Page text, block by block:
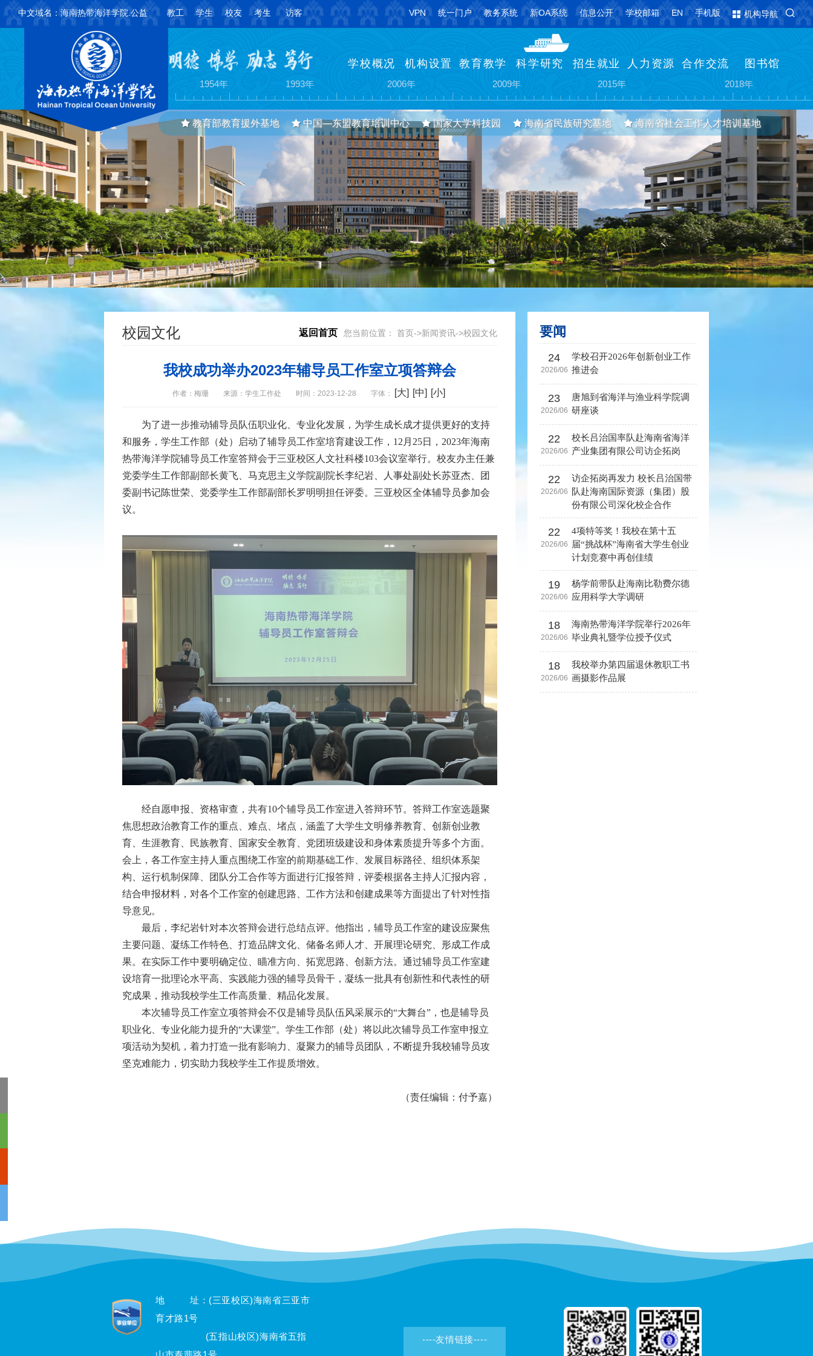
中文域名：海南热带海洋学院.公益 教工 学生 校友 考生 访客 VPN 统一门户 教务系统 新OA系统 信息公开 学校邮箱 EN 手机版 机构导航
学校概况 机构设置 教育教学 科学研究 招生就业 人力资源 合作交流 图书馆
创建学校
1954年
组建琼州大学（专科）
1993年
更名为琼州学院（本科）
2006年
主校区搬迁至三亚
2009年
更名为海南热带海洋学院
2015年
海南省海洋与渔业科学院整建制转隶
2018年
教育部教育援外基地 中国—东盟教育培训中心 国家大学科技园 海南省民族研究基地 海南省社会工作人才培训基地
校园文化 返回首页 您当前位置： 首页->新闻资讯->校园文化
我校成功举办2023年辅导员工作室立项答辩会
作者：梅珊 来源：学生工作处 时间：2023-12-28 字体： [大] [中] [小]
为了进一步推动辅导员队伍职业化、专业化发展，为学生成长成才提供更好的支持
和服务，学生工作部（处）启动了辅导员工作室培育建设工作，12月25日，2023年海南
热带海洋学院辅导员工作室答辩会于三亚校区人文社科楼103会议室举行。校友办主任兼
党委学生工作部副部长黄飞、马克思主义学院副院长李纪岩、人事处副处长苏亚杰、团
委副书记陈世荣、党委学生工作部副部长罗明明担任评委。三亚校区全体辅导员参加会
议。
经自愿申报、资格审查，共有10个辅导员工作室进入答辩环节。答辩工作室选题聚
焦思想政治教育工作的重点、难点、堵点，涵盖了大学生文明修养教育、创新创业教
育、生涯教育、民族教育、国家安全教育、党团班级建设和身体素质提升等多个方面。
会上，各工作室主持人重点围绕工作室的前期基础工作、发展目标路径、组织体系架
构、运行机制保障、团队分工合作等方面进行汇报答辩，评委根据各主持人汇报内容，
结合申报材料，对各个工作室的创建思路、工作方法和创建成果等方面提出了针对性指
导意见。
最后，李纪岩针对本次答辩会进行总结点评。他指出，辅导员工作室的建设应聚焦
主要问题、凝练工作特色、打造品牌文化、储备名师人才、开展理论研究、形成工作成
果。 在实际工作中要明确定位、瞄准方向、拓宽思路、创新方法。通过辅导员工作室建
设培育一批理论水平高、实践能力强的辅导员骨干，凝练一批具有创新性和代表性的研
究成果，推动我校学生工作高质量、精品化发展。
本次辅导员工作室立项答辩会不仅是辅导员队伍风采展示的“大舞台”，也是辅导员
职业化、 专业化能力提升的“大课堂”。学生工作部（处）将以此次辅导员工作室申报立
项活动为契机，着力打造一批有影响力、凝聚力的辅导员团队，不断提升我校辅导员攻
坚克难能力，切实助力我校学生工作提质增效。
（责任编辑：付予嘉）
要闻
24
2026/06
学校召开2026年创新创业工作
推进会
23
2026/06
唐旭到省海洋与渔业科学院调
研座谈
22
2026/06
校长吕治国率队赴海南省海洋
产业集团有限公司访企拓岗
22
2026/06
访企拓岗再发力 校长吕治国带
队赴海南国际资源（集团）股
份有限公司深化校企合作
22
2026/06
4项特等奖！我校在第十五
届“挑战杯”海南省大学生创业
计划竞赛中再创佳绩
19
2026/06
杨学前带队赴海南比勒费尔德
应用科学大学调研
18
2026/06
海南热带海洋学院举行2026年
毕业典礼暨学位授予仪式
18
2026/06
我校举办第四届退休教职工书
画摄影作品展
地 址：(三亚校区)海南省三亚市
育才路1号
(五指山校区)海南省五指
----友情链接----